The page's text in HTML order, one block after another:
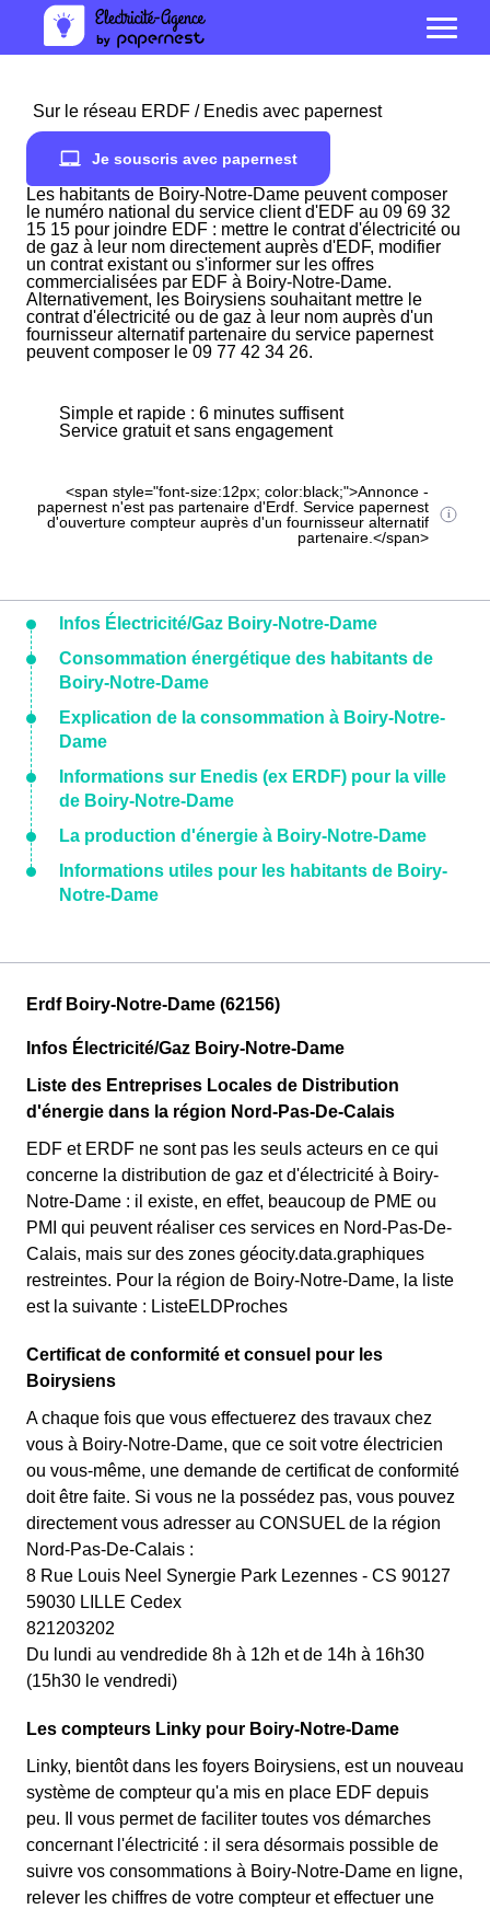
Sur le réseau ERDF / Enedis avec papernest
Je souscris avec papernest
Les habitants de Boiry-Notre-Dame peuvent composer
le numéro national du service client d'EDF au 09 69 32
15 15 pour joindre EDF : mettre le contrat d'électricité ou
de gaz à leur nom directement auprès d'EDF, modifier
un contrat existant ou s'informer sur les offres
commercialisées par EDF à Boiry-Notre-Dame.
Alternativement, les Boirysiens souhaitant mettre le
contrat d'électricité ou de gaz à leur nom auprès d'un
fournisseur alternatif partenaire du service papernest
peuvent composer le 09 77 42 34 26.
Simple et rapide : 6 minutes suffisent
Service gratuit et sans engagement
<span style="font-size:12px; color:black;">Annonce -
papernest n'est pas partenaire d'Erdf. Service papernest
d'ouverture compteur auprès d'un fournisseur alternatif
partenaire.</span>
Infos Électricité/Gaz Boiry-Notre-Dame
Consommation énergétique des habitants de
Boiry-Notre-Dame
Explication de la consommation à Boiry-Notre-
Dame
Informations sur Enedis (ex ERDF) pour la ville
de Boiry-Notre-Dame
La production d'énergie à Boiry-Notre-Dame
Informations utiles pour les habitants de Boiry-
Notre-Dame
Erdf Boiry-Notre-Dame (62156)
Infos Électricité/Gaz Boiry-Notre-Dame
Liste des Entreprises Locales de Distribution
d'énergie dans la région Nord-Pas-De-Calais
EDF et ERDF ne sont pas les seuls acteurs en ce qui
concerne la distribution de gaz et d'électricité à Boiry-
Notre-Dame : il existe, en effet, beaucoup de PME ou
PMI qui peuvent réaliser ces services en Nord-Pas-De-
Calais, mais sur des zones géocity.data.graphiques
restreintes. Pour la région de Boiry-Notre-Dame, la liste
est la suivante : ListeELDProches
Certificat de conformité et consuel pour les
Boirysiens
A chaque fois que vous effectuerez des travaux chez
vous à Boiry-Notre-Dame, que ce soit votre électricien
ou vous-même, une demande de certificat de conformité
doit être faite. Si vous ne la possédez pas, vous pouvez
directement vous adresser au CONSUEL de la région
Nord-Pas-De-Calais :
8 Rue Louis Neel Synergie Park Lezennes - CS 90127
59030 LILLE Cedex
821203202
Du lundi au vendredide 8h à 12h et de 14h à 16h30
(15h30 le vendredi)
Les compteurs Linky pour Boiry-Notre-Dame
Linky, bientôt dans les foyers Boirysiens, est un nouveau
système de compteur qu'a mis en place EDF depuis
peu. Il vous permet de faciliter toutes vos démarches
concernant l'électricité : il sera désormais possible de
suivre vos consommations à Boiry-Notre-Dame en ligne,
relever les chiffres de votre compteur et effectuer une